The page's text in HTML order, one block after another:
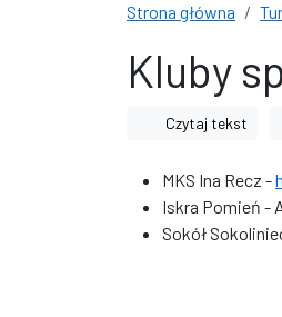
Strona główna
Kluby
Czytaj tekst
MKS Ina Recz -
Iskra Pomień -
Sokół